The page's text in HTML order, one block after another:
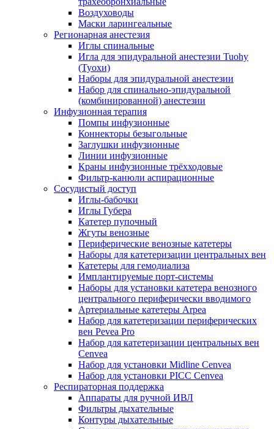
Воздуховоды
Маски ларингеальные
Регионарная анестезия
Иглы спинальные
Игла для эпидуральной анестезии Tuohy
(Туохи)
Наборы для эпидуральной анестезии
Набор для спинально-эпидуральной
(комбинированной) анестезии
Инфузионная терапия
Помпы инфузионные
Коннекторы безыгольные
Заглушки инфузионные
Линии инфузионные
Краны инфузионные трёхходовые
Фильтр-канюли аспирационные
Сосудистый доступ
Иглы-бабочки
Иглы Губера
Катетер пупочный
Жгуты венозные
Периферические венозные катетеры
Наборы для катетеризации центральных вен
Катетеры для гемодиализа
Имплантируемые порт‑системы
Наборы для установки катетера венозного
центрального периферически вводимого
Артериальные катетеры Arpea
Набор для катетеризации периферических
вен Pevea Pro
Набор для катетеризации центральных вен
Cenvea
Набор для установки Midline Cenvea
Набор для установки PICC Cenvea
Респираторная поддержка
Аппараты для ручной ИВЛ
Фильтры дыхательные
Контуры дыхательные